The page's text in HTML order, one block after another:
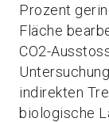
Prozent
Fläche
CO2-
indirekten
biologische